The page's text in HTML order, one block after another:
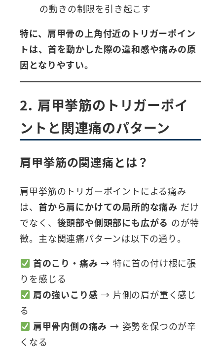
の動きの制限を引き起こす
特に、肩甲骨の上角付近のトリガーポイン
トは、首を動かした際の違和感や痛みの原
因となりやすい。
2. 肩甲挙筋のトリガーポイ
ントと関連痛のパターン
肩甲挙筋の関連痛とは？
肩甲挙筋のトリガーポイントによる痛み
は、 首から肩にかけての局所的な痛み だけ
でなく、 後頭部や側頭部にも広がる のが特
徴。主な関連痛パターンは以下の通り。
首のこり・痛み → 特に首の付け根に張
りを感じる
肩の強いこり感 → 片側の肩が重く感じ
る
肩甲骨内側の痛み → 姿勢を保つのが辛
くなる